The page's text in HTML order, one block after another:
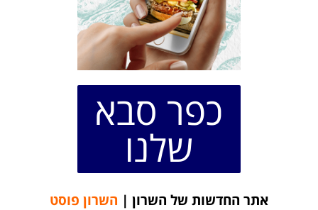
כפר סבא
שלנו
אתר החדשות של השרון | השרון פוסט